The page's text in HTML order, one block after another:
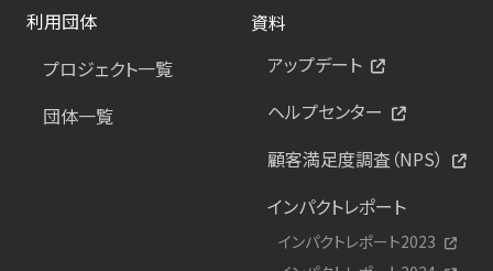
利用団体
プロジェクト一覧
団体一覧
資料
アップデート
ヘルプセンター
顧客満足度調査（NPS）
インパクトレポート
インパクトレポート2023